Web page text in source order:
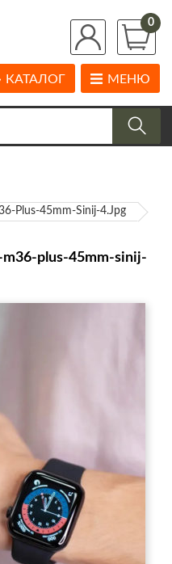
0
МЕНЮ
КАТАЛОГ
Plus-45mm-Sinij-4.jpg
plus-45mm-sinij-